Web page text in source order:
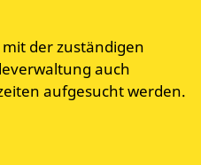
der zuständigen
auch
aufgesucht werden.